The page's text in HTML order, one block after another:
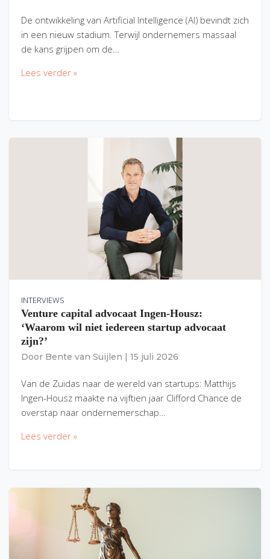
De ontwikkeling van Artificial Intelligence (AI) bevindt zich
in een nieuw stadium. Terwijl ondernemers massaal
de kans grijpen om de…
Lees verder »
INTERVIEWS
Venture capital advocaat Ingen-Housz:
‘Waarom wil niet iedereen startup advocaat
zijn?’
Door Bente van Suijlen 15 juli 2026
Van de Zuidas naar de wereld van startups: Matthijs
Ingen-Housz maakte na vijftien jaar Clifford Chance de
overstap naar ondernemerschap…
Lees verder »